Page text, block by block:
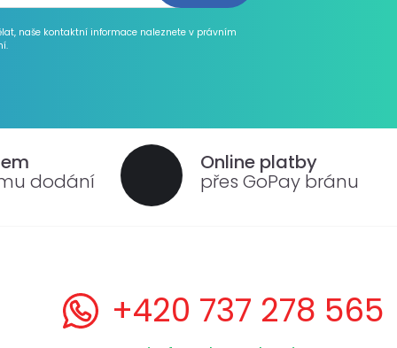
naše kontaktní informace naleznete v právním
dodání
Online platby
přes GoPay bránu
+420 737 278 565